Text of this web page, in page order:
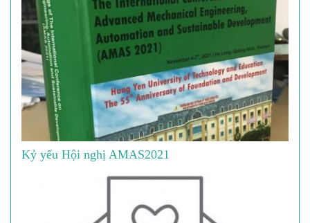
Kỷ yếu Hội nghị AMAS2021